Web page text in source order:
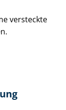
versteckte